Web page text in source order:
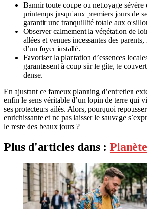
Bannir toute coupe ou nettoyage sévère
printemps jusqu’aux premiers jours de
garantir une tranquillité totale aux
Observer calmement la végétation de
allées et venues incessantes des
d’un foyer installé.
Favoriser la plantation d’essences
garantissent à coup sûr le gîte, le
dense.
En ajustant ce fameux planning d’entretien
enfin le sens véritable d’un lopin de terre qui
ses protecteurs ailés. Alors, pourquoi
enrichissante et ne pas laisser le sauvage
le reste des beaux jours ?
Plus d'articles dans : Planète